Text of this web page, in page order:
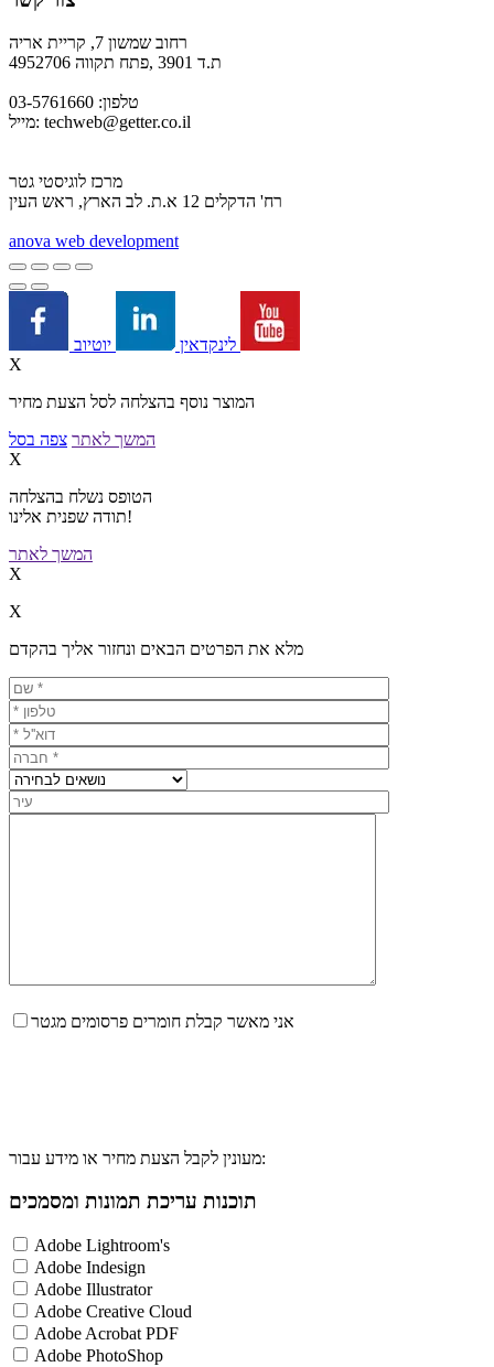
רחוב שמשון 7, קריית אריה
ת.ד 3901 ,פתח תקווה 4952706
טלפון: 03-5761660
מייל: techweb@getter.co.il
מרכז לוגיסטי גטר
רח' הדקלים 12 א.ת. לב הארץ, ראש העין
anova web development
לינקדאין
X
המוצר נוסף בהצלחה לסל הצעת מחיר
המשך לאתר צפה בסל
X
הטופס נשלח בהצלחה
תודה שפנית אלינו!
המשך לאתר
X
X
מלא את הפרטים הבאים ונחזור אליך בהקדם
אני מאשר קבלת חומרים פרסומים מגטר
מעונין לקבל הצעת מחיר או מידע עבור:
תוכנות עריכת תמונות ומסמכים
Adobe Lightroom's
Adobe Indesign
Adobe Illustrator
Adobe Creative Cloud
Adobe Acrobat PDF
Adobe PhotoShop